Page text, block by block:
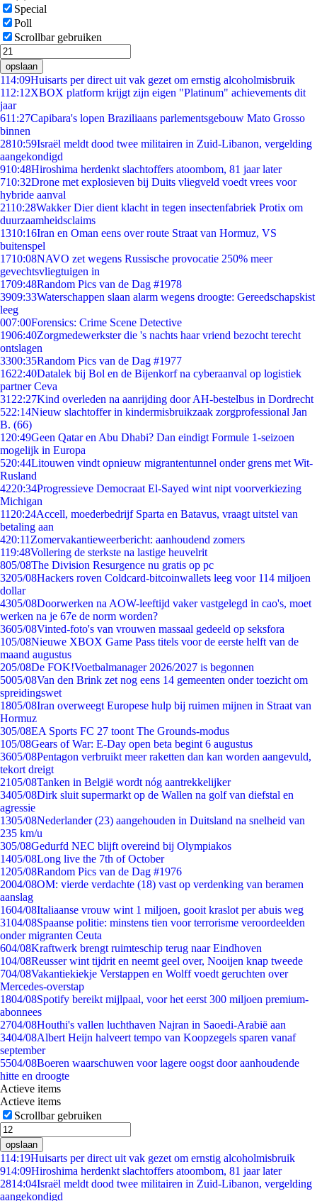
Special
Poll
Scrollbar gebruiken
opslaan
114:09Huisarts per direct uit vak gezet om ernstig alcoholmisbruik
112:12XBOX platform krijgt zijn eigen "Platinum" achievements dit
jaar
611:27Capibara's lopen Braziliaans parlementsgebouw Mato Grosso
binnen
2810:59Israël meldt dood twee militairen in Zuid-Libanon, vergelding
aangekondigd
910:48Hiroshima herdenkt slachtoffers atoombom, 81 jaar later
710:32Drone met explosieven bij Duits vliegveld voedt vrees voor
hybride aanval
2110:28Wakker Dier dient klacht in tegen insectenfabriek Protix om
duurzaamheidsclaims
1310:16Iran en Oman eens over route Straat van Hormuz, VS
buitenspel
1710:08NAVO zet wegens Russische provocatie 250% meer
gevechtsvliegtuigen in
1709:48Random Pics van de Dag #1978
3909:33Waterschappen slaan alarm wegens droogte: Gereedschapskist
leeg
007:00Forensics: Crime Scene Detective
1906:40Zorgmedewerkster die 's nachts haar vriend bezocht terecht
ontslagen
3300:35Random Pics van de Dag #1977
1622:40Datalek bij Bol en de Bijenkorf na cyberaanval op logistiek
partner Ceva
31 22:27Kind overleden na aanrijding door AH-bestelbus in Dordrecht
522:14Nieuw slachtoffer in kindermisbruikzaak zorgprofessional Jan
B. (66)
1 20:49Geen Qatar en Abu Dhabi? Dan eindigt Formule 1-seizoen
mogelijk in Europa
520:44Litouwen vindt opnieuw migrantentunnel onder grens met Wit-
Rusland
4220:34Progressieve Democraat El-Sayed wint nipt voorverkiezing
Michigan
11 20:24Accell, moederbedrijf Sparta en Batavus, vraagt uitstel van
betaling aan
420:11 Zomervakantieweerbericht: aanhoudend zomers
119:48Vollering de sterkste na lastige heuvelrit
805/08The Division Resurgence nu gratis op pc
3205/08Hackers roven Coldcard-bitcoinwallets leeg voor 114 miljoen
dollar
4305/08Doorwerken na AOW-leeftijd vaker vastgelegd in cao's, moet
werken na je 67e de norm worden?
3605/08Vinted-foto's van vrouwen massaal gedeeld op seksfora
105/08Nieuwe XBOX Game Pass titels voor de eerste helft van de
maand augustus
205/08De FOK!Voetbalmanager 2026/2027 is begonnen
5005/08Van den Brink zet nog eens 14 gemeenten onder toezicht om
spreidingswet
1805/08Iran overweegt Europese hulp bij ruimen mijnen in Straat van
Hormuz
305/08EA Sports FC 27 toont The Grounds-modus
105/08Gears of War: E-Day open beta begint 6 augustus
3605/08Pentagon verbruikt meer raketten dan kan worden aangevuld,
tekort dreigt
2105/08Tanken in België wordt nóg aantrekkelijker
3405/08Dirk sluit supermarkt op de Wallen na golf van diefstal en
agressie
1305/08Nederlander (23) aangehouden in Duitsland na snelheid van
235 km/u
305/08Gedurfd NEC blijft overeind bij Olympiakos
1405/08Long live the 7th of October
1205/08Random Pics van de Dag #1976
2004/08OM: vierde verdachte (18) vast op verdenking van beramen
aanslag
1604/08Italiaanse vrouw wint 1 miljoen, gooit kraslot per abuis weg
3104/08Spaanse politie: minstens tien voor terrorisme veroordeelden
onder migranten Ceuta
604/08Kraftwerk brengt ruimteschip terug naar Eindhoven
104/08Reusser wint tijdrit en neemt geel over, Nooijen knap tweede
704/08Vakantiekiekje Verstappen en Wolff voedt geruchten over
Mercedes-overstap
1804/08Spotify bereikt mijlpaal, voor het eerst 300 miljoen premium-
abonnees
2704/08Houthi's vallen luchthaven Najran in Saoedi-Arabië aan
3404/08Albert Heijn halveert tempo van Koopzegels sparen vanaf
september
5504/08Boeren waarschuwen voor lagere oogst door aanhoudende
hitte en droogte
Actieve items
Actieve items
Scrollbar gebruiken
opslaan
114:19Huisarts per direct uit vak gezet om ernstig alcoholmisbruik
914:09Hiroshima herdenkt slachtoffers atoombom, 81 jaar later
2814:04Israël meldt dood twee militairen in Zuid-Libanon, vergelding
aangekondigd